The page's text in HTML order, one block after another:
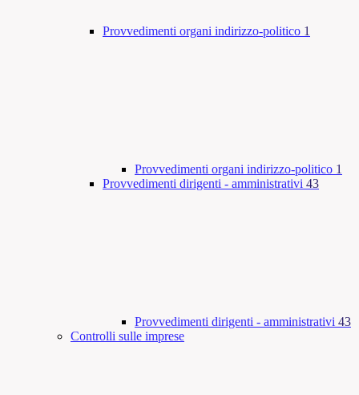
Provvedimenti organi indirizzo-politico 1
Provvedimenti organi indirizzo-politico 1
Provvedimenti dirigenti - amministrativi 43
Provvedimenti dirigenti - amministrativi 43
Controlli sulle imprese